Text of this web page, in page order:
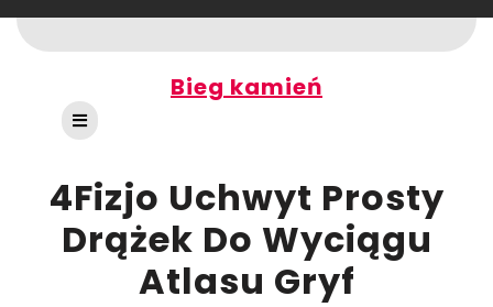
to
content
Bieg kamień
Open
Button
4Fizjo Uchwyt Prosty
Drążek Do Wyciągu
Atlasu Gryf